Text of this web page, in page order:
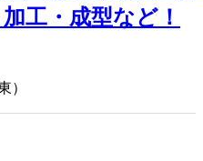
工・成型など！
）